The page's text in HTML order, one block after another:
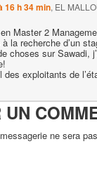
16 h 34 min, EL
Master 2
la recherche d’un
choses sur Sawadi,
des exploitants de
ne sera